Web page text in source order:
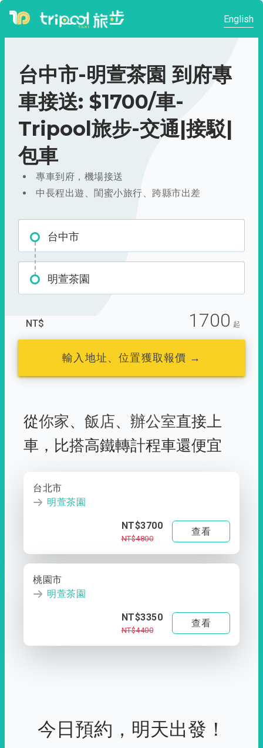
English
台中市-明萱茶園 到府專
車接送: $1700/車-
Tripool旅步-交通|接駁|
包車
專車到府，機場接送
中長程出遊、閨蜜小旅行、跨縣市出差
台中市
明萱茶園
NT$ 1700 起
輸入地址、位置獲取報價 →
從你家、 飯店、 辦公室直接上
車， 比搭高鐵轉計程車還便宜
台北市
明萱茶園
NT$3700
NT$4800
查看
桃園市
明萱茶園
NT$3350
NT$4400
查看
今日預約，明天出發！